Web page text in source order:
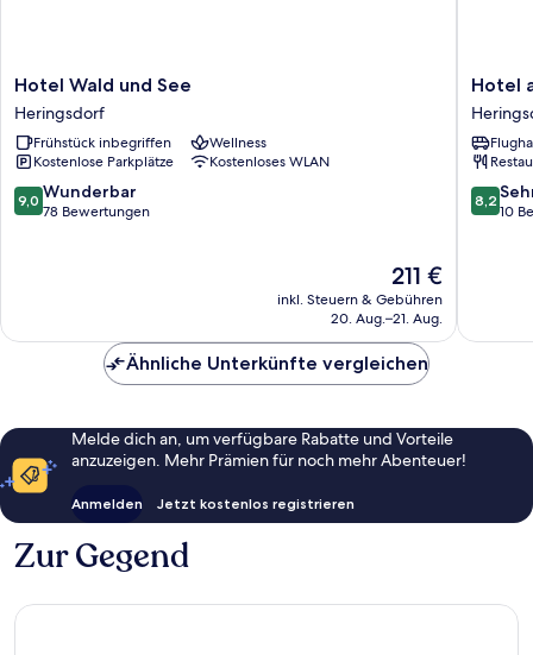
Hotel
Wald
und
See
Heringsdorf
Hotel Wald und See
Heringsdorf
Frühstück inbegriffen
Wellness
Kostenlose Parkplätze
Kostenloses WLAN
9.0
von
9,0 Wunderbar
78 Bewertungen
Der
Preis
beträgt
211 €
inkl. Steuern & Gebühren
20. Aug.–21. Aug.
Hotel
am
Hotel
8.2
von
8,2
10
Ähnliche Unterkünfte vergleichen
Melde dich an, um verfügbare Rabatte und Vorteile
anzuzeigen. Mehr Prämien für noch mehr Abenteuer!
Anmelden Jetzt kostenlos registrieren
Zur Gegend